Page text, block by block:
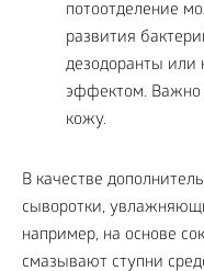
потоотделение
развития
дезодоранты или
эффектом. Важно
кожу.
В качестве
сыворотки,
например, на основе
смазывают ступни